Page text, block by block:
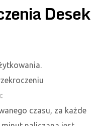
Desek
czasu, za każde